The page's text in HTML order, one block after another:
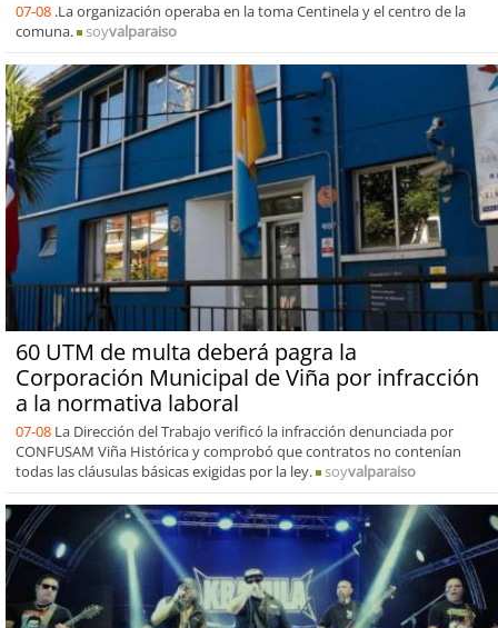
07-08 .La organización operaba en la toma Centinela y el centro de la
comuna.
soyvalparaiso
60 UTM de multa deberá pagra la
Corporación Municipal de Viña por infracción
a la normativa laboral
07-08 La Dirección del Trabajo verificó la infracción denunciada por
CONFUSAM Viña Histórica y comprobó que contratos no contenían
todas las cláusulas básicas exigidas por la ley.
soyvalparaiso